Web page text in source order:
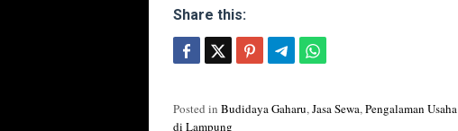
Share this:
Posted in Budidaya Gaharu,Jasa Sewa,Pengalaman Usaha
di Lampung